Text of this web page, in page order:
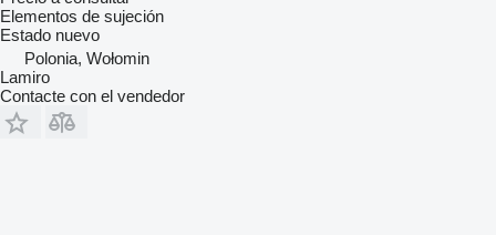
Elementos de sujeción
Estado nuevo
Polonia, Wołomin
Lamiro
Contacte con el vendedor